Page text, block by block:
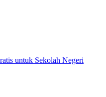
untuk Sekolah Negeri